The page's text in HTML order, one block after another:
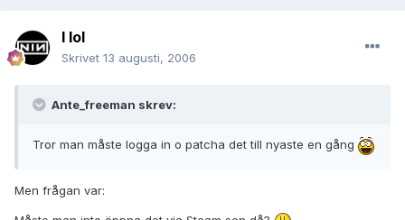
I lol
Skrivet 13 augusti, 2006
Ante_freeman skrev:
Tror man måste logga in o patcha det till nyaste en gång
Men frågan var: